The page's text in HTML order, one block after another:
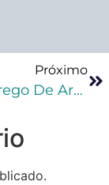
Próximo
STJ: Emprego De Arma Branca No Roubo Pode Justificar Aumento Da Pena-Base